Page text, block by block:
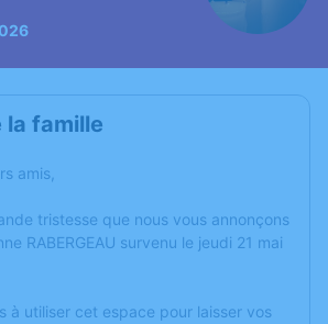
la famille
amis,
tristesse que nous vous annonçons
RABERGEAU survenu le jeudi 21 mai
à utiliser cet espace pour laisser vos